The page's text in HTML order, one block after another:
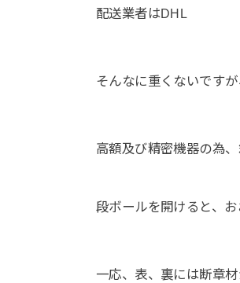
配送業者はDHL
そんなに重くないです
高額及び精密機器の為
段ボールを開けると、
一応、表、裏には断章